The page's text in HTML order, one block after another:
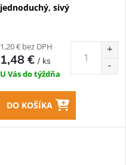
jednoduchý, sivý
1,20 € bez DPH
1,48 €/ ks
U Vás do týždňa
DO KOŠÍKA